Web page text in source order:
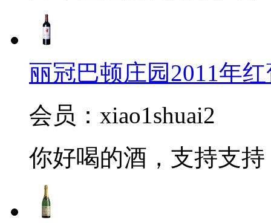
丽冠巴顿庄园2011年红
会员：xiao1shuai2
你好喝的酒，支持支持